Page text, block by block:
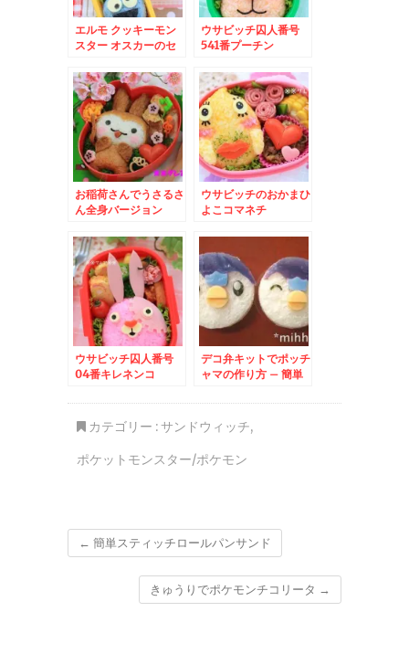
エルモ クッキーモン
スター オスカーのセ
り
ウサビッチ囚人番号
541番プーチン
お稲荷さんでうさるさ
ん全身バージョン
ウサビッチのおかまひ
よこコマネチ
ウサビッチ囚人番号
04番キレネンコ
デコ弁キットでポッチ
ャマの作り方 – 簡単
ンドイッチ
カテゴリー :サンドウィッチ,
ポケットモンスター/ポケモン
← 簡単スティッチロールパンサンド
きゅうりでポケモンチコリータ →